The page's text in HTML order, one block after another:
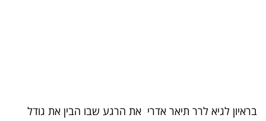
בראיון לגיא לרר תיאר אדרי את הרגע שבו הבין את גודל